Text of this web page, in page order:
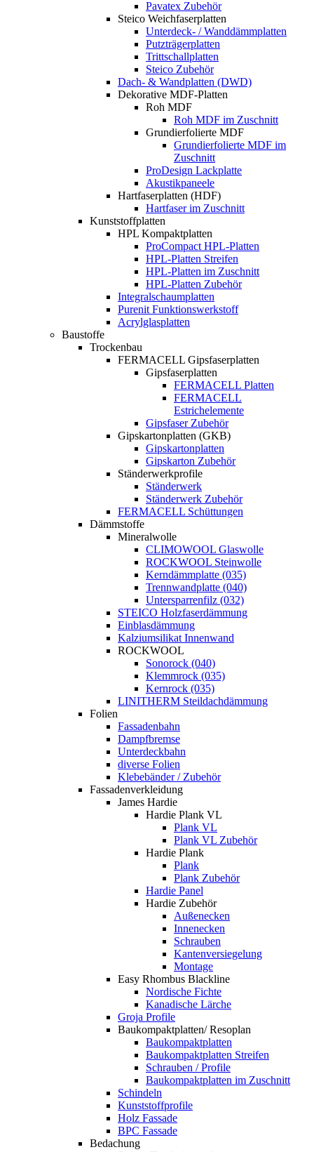
Pavatex Zubehör
Steico Weichfaserplatten
Unterdeck- / Wanddämmplatten
Putzträgerplatten
Trittschallplatten
Steico Zubehör
Dach- & Wandplatten (DWD)
Dekorative MDF-Platten
Roh MDF
Roh MDF im Zuschnitt
Grundierfolierte MDF
Grundierfolierte MDF im
Zuschnitt
ProDesign Lackplatte
Akustikpaneele
Hartfaserplatten (HDF)
Hartfaser im Zuschnitt
Kunststoffplatten
HPL Kompaktplatten
ProCompact HPL-Platten
HPL-Platten Streifen
HPL-Platten im Zuschnitt
HPL-Platten Zubehör
Integralschaumplatten
Purenit Funktionswerkstoff
Acrylglasplatten
Baustoffe
Trockenbau
FERMACELL Gipsfaserplatten
Gipsfaserplatten
FERMACELL Platten
FERMACELL
Estrichelemente
Gipsfaser Zubehör
Gipskartonplatten (GKB)
Gipskartonplatten
Gipskarton Zubehör
Ständerwerkprofile
Ständerwerk
Ständerwerk Zubehör
FERMACELL Schüttungen
Dämmstoffe
Mineralwolle
CLIMOWOOL Glaswolle
ROCKWOOL Steinwolle
Kerndämmplatte (035)
Trennwandplatte (040)
Untersparrenfilz (032)
STEICO Holzfaserdämmung
Einblasdämmung
Kalziumsilikat Innenwand
ROCKWOOL
Sonorock (040)
Klemmrock (035)
Kernrock (035)
LINITHERM Steildachdämmung
Folien
Fassadenbahn
Dampfbremse
Unterdeckbahn
diverse Folien
Klebebänder / Zubehör
Fassadenverkleidung
James Hardie
Hardie Plank VL
Plank VL
Plank VL Zubehör
Hardie Plank
Plank
Plank Zubehör
Hardie Panel
Hardie Zubehör
Außenecken
Innenecken
Schrauben
Kantenversiegelung
Montage
Easy Rhombus Blackline
Nordische Fichte
Kanadische Lärche
Groja Profile
Baukompaktplatten/ Resoplan
Baukompaktplatten
Baukompaktplatten Streifen
Schrauben / Profile
Baukompaktplatten im Zuschnitt
Schindeln
Kunststoffprofile
Holz Fassade
BPC Fassade
Bedachung